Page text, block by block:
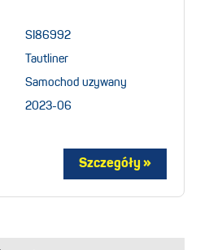
SI86992
Tautliner
Samochod uzywany
2023-06